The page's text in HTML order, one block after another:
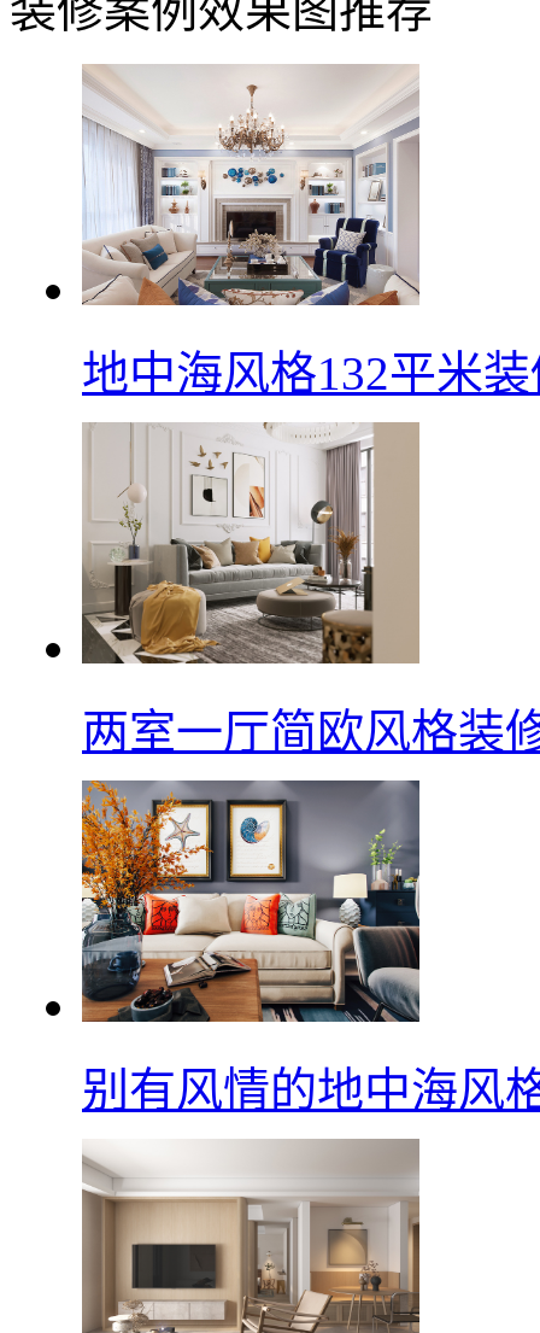
地中海风格132平米
两室一厅简欧风格装
别有风情的地中海风